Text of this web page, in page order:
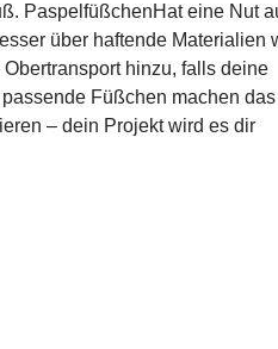
PaspelfüßchenHat eine Nut
über haftende Materialien
hinzu, falls deine
Füßchen machen das
– dein Projekt wird es dir